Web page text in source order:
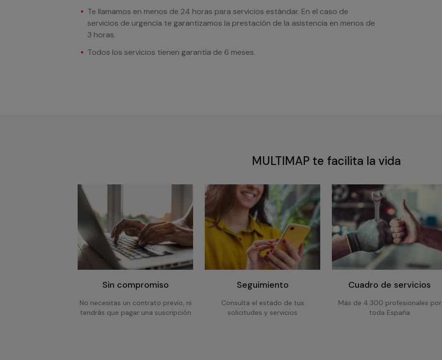
Te llamamos en menos de 24 horas para servicios estándar. En el caso de
servicios de urgencia te garantizamos la prestación de la asistencia en menos de
3 horas.
Todos los servicios tienen garantía de 6 meses.
MULTIMAP te facilita la vida
Sin compromiso
No necesitas un contrato previo, ni
tendrás que pagar una suscripción
Seguimiento
Consulta el estado de tus
solicitudes y servicios
Cuadro de servicios
Más de 4.300 profesionales por
toda España